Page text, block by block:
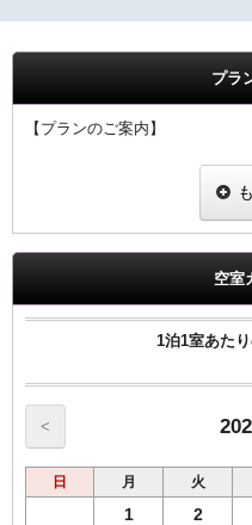
プラ
【プランのご案内】
ト（フェイスタオル・バスタオ
です。 （館外施設になります。
7：30～23：00（最終入館22
・レストラン（定休日：火曜
平日 11：00～14：00 18：
00）
・ご到着日又はご出発日いずれ
・ホテル前より無料シャトルバ
空室
1泊1室あた
<
日 月 火
1 2